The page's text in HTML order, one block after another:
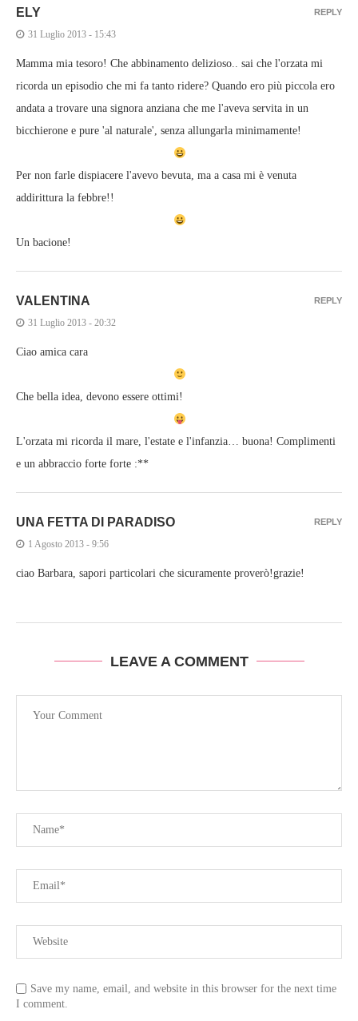
ELY
31 Luglio 2013 - 15:43
Mamma mia tesoro! Che abbinamento delizioso.. sai che l'orzata mi
ricorda un episodio che mi fa tanto ridere? Quando ero più piccola ero
andata a trovare una signora anziana che me l'aveva servita in un
bicchierone e pure 'al naturale', senza allungarla minimamente!
Per non farle dispiacere l'avevo bevuta, ma a casa mi è venuta
addirittura la febbre!!
Un bacione!
REPLY
VALENTINA
31 Luglio 2013 - 20:32
Ciao amica cara
Che bella idea, devono essere ottimi!
L'orzata mi ricorda il mare, l'estate e l'infanzia… buona! Complimenti
e un abbraccio forte forte :**
REPLY
UNA FETTA DI PARADISO
1 Agosto 2013 - 9:56
ciao Barbara, sapori particolari che sicuramente proverò!grazie!
REPLY
LEAVE A COMMENT
Save my name, email, and website in this browser for the next time
I comment.